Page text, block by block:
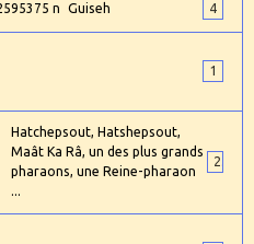
Guiseh 4
1
Hatchepsout, Hatshepsout,
Maât Ka Râ, un des plus grands
pharaons, une Reine-pharaon
...